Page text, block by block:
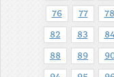
76 77 78
82 83
88 89